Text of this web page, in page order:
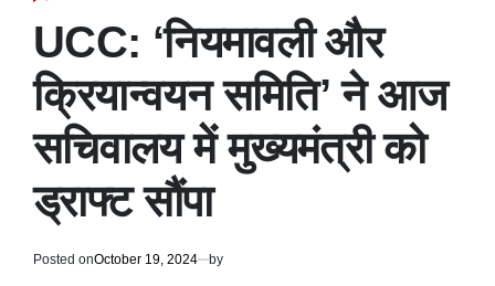
UCC: ‘नियमावली और
क्रियान्वयन समिति’ ने आज
सचिवालय में मुख्यमंत्री को
ड्राफ्ट सौंपा
Posted onOctober 19, 2024 by